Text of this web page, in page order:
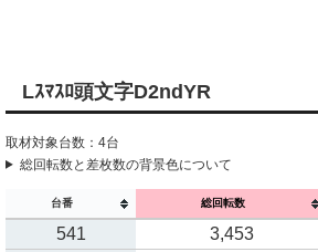
Lｽﾏｽﾛ頭文字D2ndYR
取材対象台数：4台
総回転数と差枚数の背景色について
台番 総回転数
541 3,453